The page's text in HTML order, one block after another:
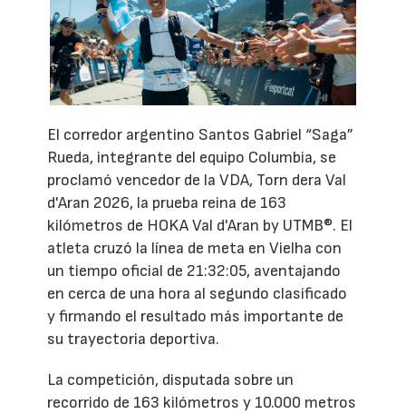
El corredor argentino Santos Gabriel “Saga”
Rueda, integrante del equipo Columbia, se
proclamó vencedor de la VDA, Torn dera Val
d'Aran 2026, la prueba reina de 163
kilómetros de HOKA Val d'Aran by UTMB®. El
atleta cruzó la línea de meta en Vielha con
un tiempo oficial de 21:32:05, aventajando
en cerca de una hora al segundo clasificado
y firmando el resultado más importante de
su trayectoria deportiva.
La competición, disputada sobre un
recorrido de 163 kilómetros y 10.000 metros